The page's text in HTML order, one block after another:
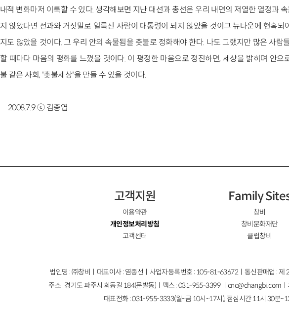
내적 변화마저 이룩할 수 있다. 생각해보면 지난 대선과 총선은 우리 내면의 저열한 열정과
지 않았다면 전과와 거짓말로 얼룩진 사람이 대통령이 되지 않았을 것이고 뉴타운에 현혹되
지도 않았을 것이다. 그 우리 안의 속물됨을 촛불로 정화해야 한다. 나도 그랬지만 많은 사람
할 때마다 마음의 평화를 느꼈을 것이다. 이 평정한 마음으로 정진하면, 세상을 밝히며 안으
불 같은 사회, '촛불세상'을 만들 수 있을 것이다.
2008.7.9 ⓒ 김종엽
고객지원
이용약관
개인정보처리방침
고객센터
Family
창비
창비문화재단
클럽창비
법인명 : ㈜창비ㅣ대표이사 : 염종선ㅣ사업자등록번호 : 105-81-63672ㅣ통신판매업 :
주소 : 경기도 파주시 회동길 184(문발동)ㅣ팩스 : 031-955-3399 ㅣcnc@changbi.com
대표전화 : 031-955-3333(월~금 10시~17시), 점심시간 11시 30분